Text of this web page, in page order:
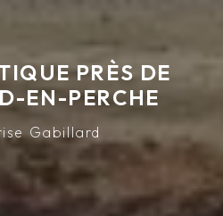
PRÈS DE
EN-PERCHE
Gabillard